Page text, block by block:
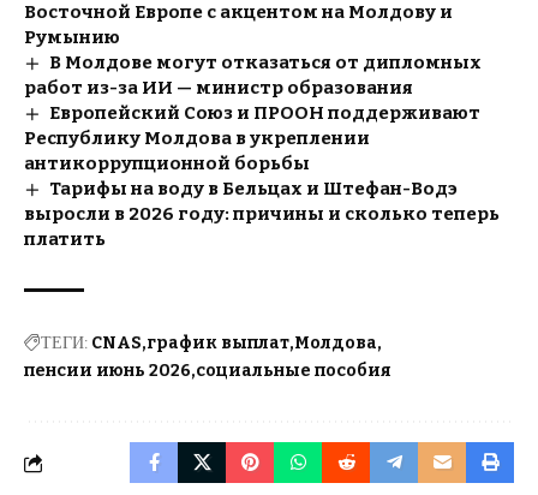
Восточной Европе с акцентом на Молдову и
Румынию
В Молдове могут отказаться от дипломных
работ из-за ИИ — министр образования
Европейский Союз и ПРООН поддерживают
Республику Молдова в укреплении
антикоррупционной борьбы
Тарифы на воду в Бельцах и Штефан-Водэ
выросли в 2026 году: причины и сколько теперь
платить
ТЕГИ: CNAS график выплат Молдова
пенсии июнь 2026 социальные пособия